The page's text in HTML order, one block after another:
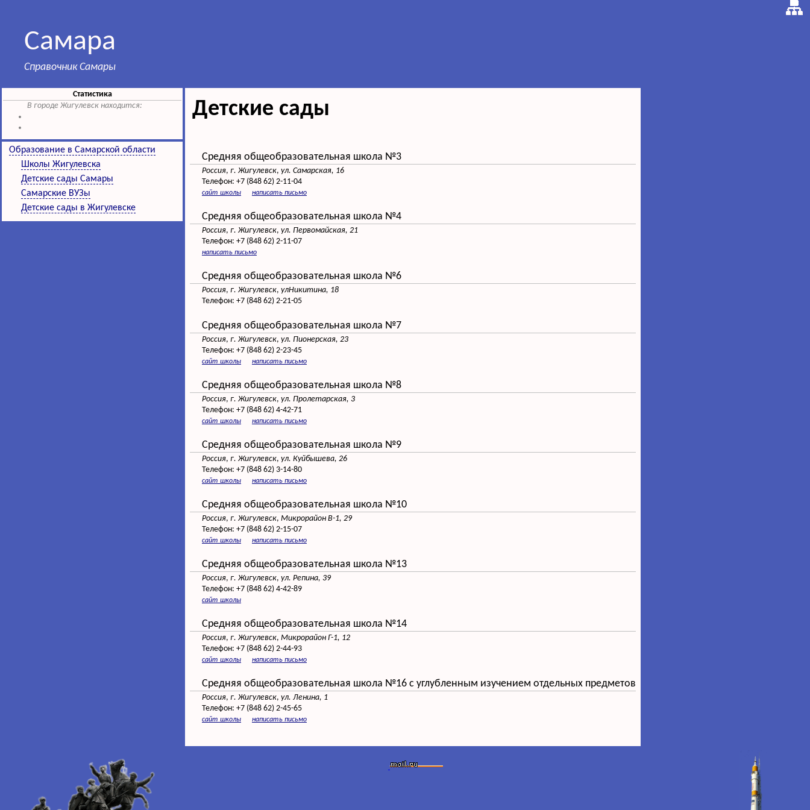
Самара
Справочник Самары
Статистика
В городе Жигулевск находится:
Образование в Самарской области
Школы Жигулевска
Детские сады Самары
Самарские ВУЗы
Детские сады в Жигулевске
Детские сады
Средняя общеобразовательная школа №3
Россия, г. Жигулевск, ул. Самарская, 16
Телефон: +7 (848 62) 2-11-04
сайт школы написать письмо
Средняя общеобразовательная школа №4
Россия, г. Жигулевск, ул. Первомайская, 21
Телефон: +7 (848 62) 2-11-07
написать письмо
Средняя общеобразовательная школа №6
Россия, г. Жигулевск, улНикитина, 18
Телефон: +7 (848 62) 2-21-05
Средняя общеобразовательная школа №7
Россия, г. Жигулевск, ул. Пионерская, 23
Телефон: +7 (848 62) 2-23-45
сайт школы написать письмо
Средняя общеобразовательная школа №8
Россия, г. Жигулевск, ул. Пролетарская, 3
Телефон: +7 (848 62) 4-42-71
сайт школы написать письмо
Средняя общеобразовательная школа №9
Россия, г. Жигулевск, ул. Куйбышева, 26
Телефон: +7 (848 62) 3-14-80
сайт школы написать письмо
Средняя общеобразовательная школа №10
Россия, г. Жигулевск, Микрорайон В-1, 29
Телефон: +7 (848 62) 2-15-07
сайт школы написать письмо
Средняя общеобразовательная школа №13
Россия, г. Жигулевск, ул. Репина, 39
Телефон: +7 (848 62) 4-42-89
сайт школы
Средняя общеобразовательная школа №14
Россия, г. Жигулевск, Микрорайон Г-1, 12
Телефон: +7 (848 62) 2-44-93
сайт школы написать письмо
Средняя общеобразовательная школа №16 с углубленным изучением отдельных предметов
Россия, г. Жигулевск, ул. Ленина, 1
Телефон: +7 (848 62) 2-45-65
сайт школы написать письмо